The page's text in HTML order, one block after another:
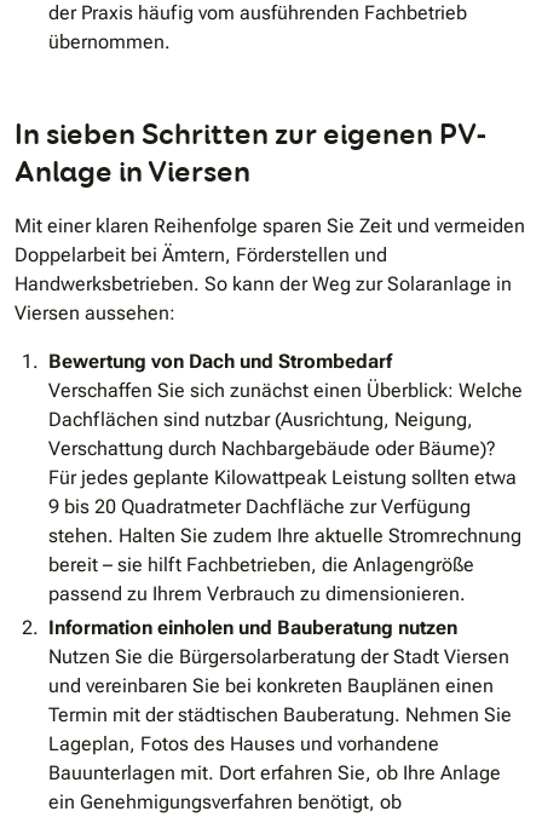
der Praxis häufig vom ausführenden Fachbetrieb
übernommen.
In sieben Schritten zur eigenen PV‐
Anlage in Viersen
Mit einer klaren Reihenfolge sparen Sie Zeit und vermeiden
Doppelarbeit bei Ämtern, Förderstellen und
Handwerksbetrieben. So kann der Weg zur Solaranlage in
Viersen aussehen:
Bewertung von Dach und Strombedarf
Verschaffen Sie sich zunächst einen Überblick: Welche
Dachflächen sind nutzbar (Ausrichtung, Neigung,
Verschattung durch Nachbargebäude oder Bäume)?
Für jedes geplante Kilowattpeak Leistung sollten etwa
9 bis 20 Quadratmeter Dachfläche zur Verfügung
stehen. Halten Sie zudem Ihre aktuelle Stromrechnung
bereit – sie hilft Fachbetrieben, die Anlagengröße
passend zu Ihrem Verbrauch zu dimensionieren.
Information einholen und Bauberatung nutzen
Nutzen Sie die Bürgersolarberatung der Stadt Viersen
und vereinbaren Sie bei konkreten Bauplänen einen
Termin mit der städtischen Bauberatung. Nehmen Sie
Lageplan, Fotos des Hauses und vorhandene
Bauunterlagen mit. Dort erfahren Sie, ob Ihre Anlage
ein Genehmigungsverfahren benötigt, ob